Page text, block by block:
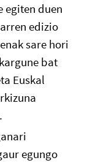
egiten duen
edizio
sare hori
bat
Euskal
egungo